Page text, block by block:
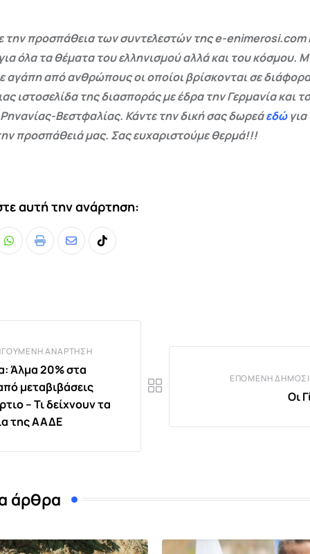
την προσπάθεια των συντελεστών της e-enimerosi.com
όλα τα θέματα του ελληνισμού αλλά και του κόσμου.
αγάπη από ανθρώπους οι οποίοι βρίσκονται σε
ιστοσελίδα της διασποράς με έδρα την Γερμανία και
Βεστφαλίας. Κάντε την δική σας δωρεάεδώγια
προσπάθειά μας. Σας ευχαριστούμε θερμά!!!
αυτή την ανάρτηση:
Whatsapp
Print
ShareTiktok
ΑΝΆΡΤΗΣΗ
Άλμα 20% στα
μεταβιβάσεις
– Τι δείχνουν τα
της ΑΑΔΕ
ΕΠΌΜΕΝΗ
Οι
άρθρα